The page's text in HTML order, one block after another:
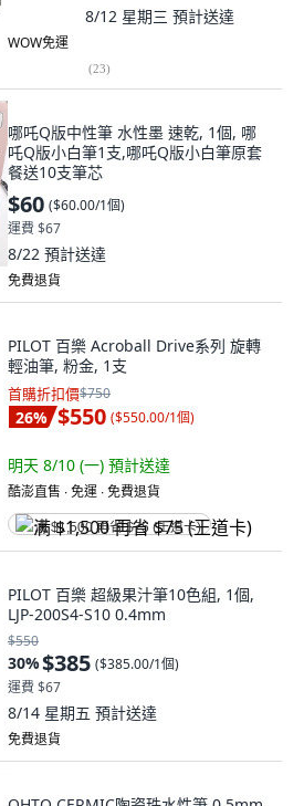
8/12 星期三 預計送達
WOW免運
(23)
哪吒Q版中性筆 水性墨 速乾, 1個, 哪
吒Q版小白筆1支,哪吒Q版小白筆原套
餐送10支筆芯
$60 ($60.00/1個)
運費 $67
8/22 預計送達
免費退貨
PILOT 百樂 Acroball Drive系列 旋轉
輕油筆, 粉金, 1支
首購折扣價$750
26% $550 ($550.00/1個)
明天 8/10 (一) 預計送達
酷澎直售 ∙ 免運 ∙ 免費退貨
满 $1,500 再省 $75 (王道卡)
PILOT 百樂 超級果汁筆10色組, 1個,
LJP-200S4-S10 0.4mm
$550
30%$385 ($385.00/1個)
運費 $67
8/14 星期五 預計送達
免費退貨